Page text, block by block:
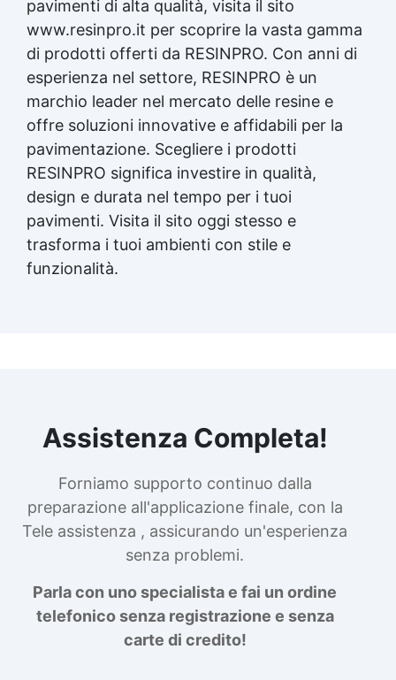
pavimenti di alta qualità, visita il sito
www.resinpro.it per scoprire la vasta gamma
di prodotti offerti da RESINPRO. Con anni di
esperienza nel settore, RESINPRO è un
marchio leader nel mercato delle resine e
offre soluzioni innovative e affidabili per la
pavimentazione. Scegliere i prodotti
RESINPRO significa investire in qualità,
design e durata nel tempo per i tuoi
pavimenti. Visita il sito oggi stesso e
trasforma i tuoi ambienti con stile e
funzionalità.
Assistenza Completa!
Forniamo supporto continuo dalla
preparazione all'applicazione finale, con la
Tele assistenza , assicurando un'esperienza
senza problemi.
Parla con uno specialista e fai un ordine
telefonico senza registrazione e senza
carte di credito!